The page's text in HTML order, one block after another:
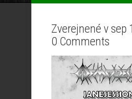
Zverejnené v sep
0 Comments